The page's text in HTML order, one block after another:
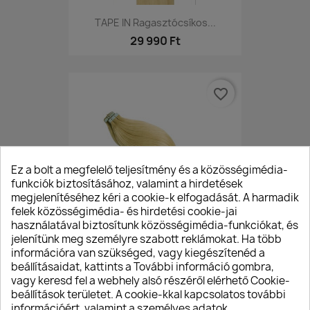
TAPE IN Ragasztócsíkos...
29 990 Ft
TAPE IN Ragasztócsíkos...
29 990 Ft
favorite_border
Ez a bolt a megfelelő teljesítmény és a közösségimédia-
funkciók biztosításához, valamint a hirdetések
megjelenítéséhez kéri a cookie-k elfogadását. A harmadik
felek közösségimédia- és hirdetési cookie-jai
használatával biztosítunk közösségimédia-funkciókat, és
jelenítünk meg személyre szabott reklámokat. Ha több
információra van szükséged, vagy kiegészítenéd a
beállításaidat, kattints a További információ gombra,
vagy keresd fel a webhely alsó részéről elérhető Cookie-
beállítások területet. A cookie-kkal kapcsolatos további